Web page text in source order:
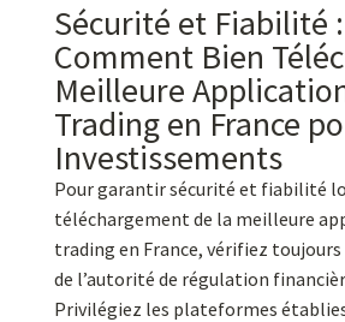
Sécurité et Fiabilité :
Comment Bien
Meilleure
Trading en France
Investissements
Pour garantir sécurité et fiabilité
téléchargement de la meilleure
trading en France, vérifiez
de l’autorité de régulation
Privilégiez les plateformes